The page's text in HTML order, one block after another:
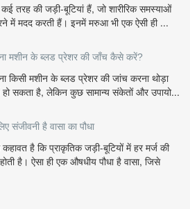
तरह की जड़ी-बूटियां हैं, जो शारीरिक समस्याओं
में मदद करती हैं। इनमें मरुआ भी एक ऐसी ही ...
मशीन के ब्लड प्रेशर की जाँच कैसे करें?
किसी मशीन के ब्लड प्रेशर की जांच करना थोड़ा
हो सकता है, लेकिन कुछ सामान्य संकेतों और उपायो...
संजीवनी है वासा का पौधा
कहावत है कि प्राकृतिक जड़ी-बूटियों में हर मर्ज की
होती है। ऐसा ही एक औषधीय पौधा है वासा, जिसे